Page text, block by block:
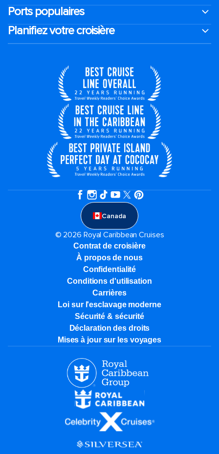
Ports populaires
Planifiez votre croisière
Canada
© 2026 Royal Caribbean Cruises
Contrat de croisière
À propos de nous
Confidentialité
Conditions d'utilisation
Carrières
Loi sur l'esclavage moderne
Sécurité & sécurité
Déclaration des droits
Mises à jour sur les voyages